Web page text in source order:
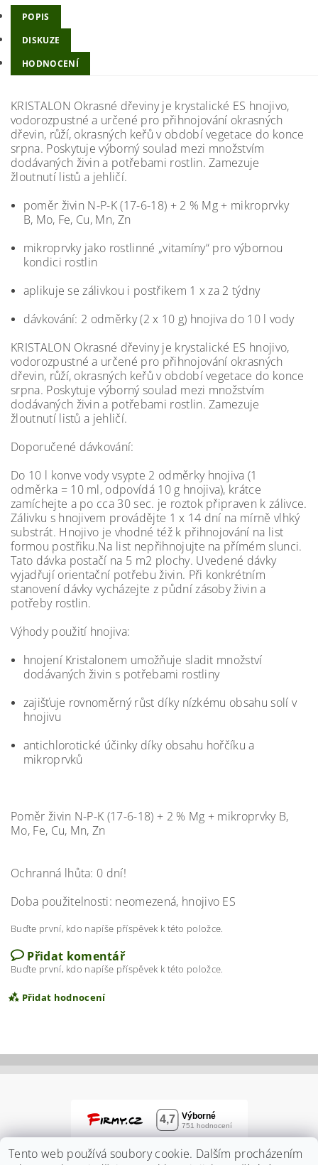
POPIS
DISKUZE
HODNOCENÍ
KRISTALON Okrasné dřeviny je krystalické ES hnojivo,
vodorozpustné a určené pro přihnojování okrasných
dřevin, růží, okrasných keřů v období vegetace do konce
srpna. Poskytuje výborný soulad mezi množstvím
dodávaných živin a potřebami rostlin. Zamezuje
žloutnutí listů a jehličí.
poměr živin N-P-K (17-6-18) + 2 % Mg + mikroprvky
B, Mo, Fe, Cu, Mn, Zn
mikroprvky jako rostlinné „vitamíny“ pro výbornou
kondici rostlin
aplikuje se zálivkou i postřikem 1 x za 2 týdny
dávkování: 2 odměrky (2 x 10 g) hnojiva do 10 l vody
KRISTALON Okrasné dřeviny je krystalické ES hnojivo,
vodorozpustné a určené pro přihnojování okrasných
dřevin, růží, okrasných keřů v období vegetace do konce
srpna. Poskytuje výborný soulad mezi množstvím
dodávaných živin a potřebami rostlin. Zamezuje
žloutnutí listů a jehličí.
Doporučené dávkování:
Do 10 l konve vody vsypte 2 odměrky hnojiva (1
odměrka = 10 ml, odpovídá 10 g hnojiva), krátce
zamíchejte a po cca 30 sec. je roztok připraven k zálivce.
Zálivku s hnojivem provádějte 1 x 14 dní na mírně vlhký
substrát. Hnojivo je vhodné též k přihnojování na list
formou postřiku.Na list nepřihnojujte na přímém slunci.
Tato dávka postačí na 5 m2 plochy. Uvedené dávky
vyjadřují orientační potřebu živin. Při konkrétním
stanovení dávky vycházejte z půdní zásoby živin a
potřeby rostlin.
Výhody použití hnojiva:
hnojení Kristalonem umožňuje sladit množství
dodávaných živin s potřebami rostliny
zajišťuje rovnoměrný růst díky nízkému obsahu solí v
hnojivu
antichlorotické účinky díky obsahu hořčíku a
mikroprvků
Poměr živin N-P-K (17-6-18) + 2 % Mg + mikroprvky B,
Mo, Fe, Cu, Mn, Zn
Ochranná lhůta: 0 dní!
Doba použitelnosti: neomezená, hnojivo ES
Buďte první, kdo napíše příspěvek k této položce.
Přidat komentář
Buďte první, kdo napíše příspěvek k této položce.
Přidat hodnocení
Tento web používá soubory cookie. Dalším procházením